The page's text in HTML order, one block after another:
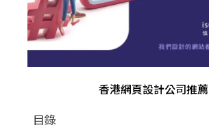
香港網頁設計公司推薦
目錄